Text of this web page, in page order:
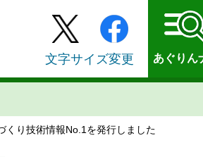
文字サイズ変更 あぐりん
くり技術情報No.1を発行しました